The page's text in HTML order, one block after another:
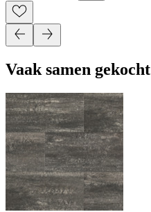
Vaak samen gekocht